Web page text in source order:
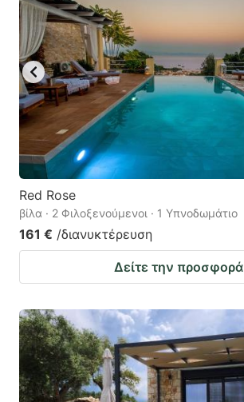
Red Rose
βίλα · 2 Φιλοξενούμενοι · 1 Υπνοδωμάτιο
161 € /διανυκτέρευση
Δείτε την προσφορά